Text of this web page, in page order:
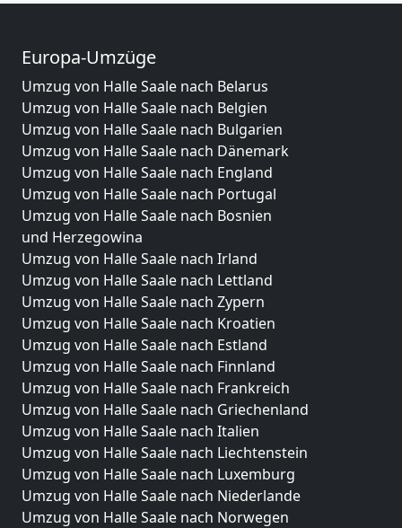
Europa-Umzüge
Umzug von Halle Saale nach Belarus
Umzug von Halle Saale nach Belgien
Umzug von Halle Saale nach Bulgarien
Umzug von Halle Saale nach Dänemark
Umzug von Halle Saale nach England
Umzug von Halle Saale nach Portugal
Umzug von Halle Saale nach Bosnien
und Herzegowina
Umzug von Halle Saale nach Irland
Umzug von Halle Saale nach Lettland
Umzug von Halle Saale nach Zypern
Umzug von Halle Saale nach Kroatien
Umzug von Halle Saale nach Estland
Umzug von Halle Saale nach Finnland
Umzug von Halle Saale nach Frankreich
Umzug von Halle Saale nach Griechenland
Umzug von Halle Saale nach Italien
Umzug von Halle Saale nach Liechtenstein
Umzug von Halle Saale nach Luxemburg
Umzug von Halle Saale nach Niederlande
Umzug von Halle Saale nach Norwegen